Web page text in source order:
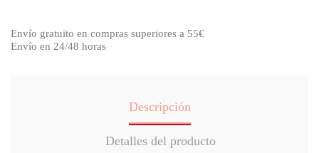
Envío gratuito en compras superiores a 55€
Envío en 24/48 horas
Descripción
Detalles del producto